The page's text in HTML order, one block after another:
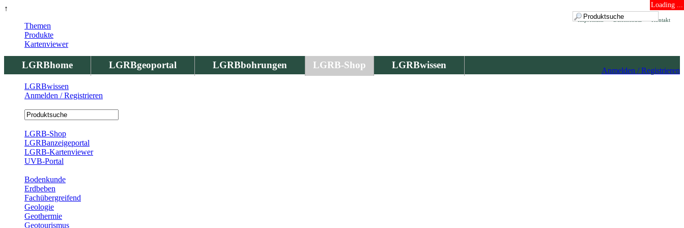
↑ Loading ...
Kontakt
Datenschutz
Impressum
LGRBhome LGRBgeoportal LGRBbohrungen LGRB-Shop LGRBwissen
Anmelden / Registrieren
Themen
Produkte
Kartenviewer
LGRBwissen
Anmelden / Registrieren
LGRB-Shop
LGRBanzeigeportal
LGRB-Kartenviewer
UVB-Portal
Bodenkunde
Erdbeben
Fachübergreifend
Geologie
Geothermie
Geotourismus